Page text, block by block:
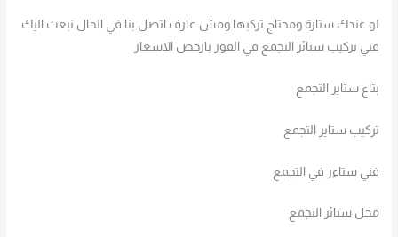
لو عندك ستارة ومحتاج تركبها ومش عارف اتصل بنا في الحال نبعث اليك
فني تركيب ستائر التجمع في الفور بارخص الاسعار
بتاع ستاير التجمع
تركيب ستاير التجمع
فني ستاءر في التجمع
محل ستائر التجمع